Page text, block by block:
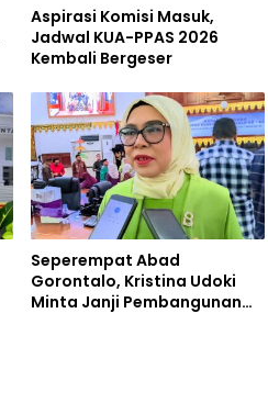
Aspirasi Komisi Masuk,
Jadwal KUA-PPAS 2026
Kembali Bergeser
Seperempat Abad
Gorontalo, Kristina Udoki
Minta Janji Pembangunan